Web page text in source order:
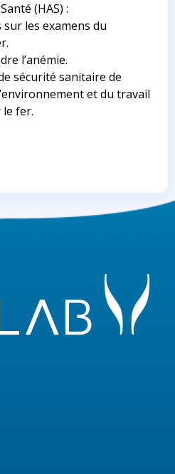
(HAS) :
les examens du
l’anémie.
sécurité sanitaire de
et du travail
le fer.